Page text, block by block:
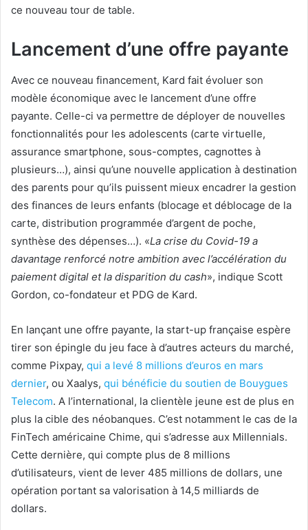
ce nouveau tour de table.
Lancement d’une offre payante
Avec ce nouveau financement, Kard fait évoluer son
modèle économique avec le lancement d’une offre
payante. Celle-ci va permettre de déployer de nouvelles
fonctionnalités pour les adolescents (carte virtuelle,
assurance smartphone, sous-comptes, cagnottes à
plusieurs…), ainsi qu’une nouvelle application à destination
des parents pour qu’ils puissent mieux encadrer la gestion
des finances de leurs enfants (blocage et déblocage de la
carte, distribution programmée d’argent de poche,
synthèse des dépenses…). «La crise du Covid-19 a
davantage renforcé notre ambition avec l’accélération du
paiement digital et la disparition du cash», indique Scott
Gordon, co-fondateur et PDG de Kard.
En lançant une offre payante, la start-up française espère
tirer son épingle du jeu face à d’autres acteurs du marché,
comme Pixpay, qui a levé 8 millions d’euros en mars
dernier, ou Xaalys, qui bénéficie du soutien de Bouygues
Telecom. A l’international, la clientèle jeune est de plus en
plus la cible des néobanques. C’est notamment le cas de la
FinTech américaine Chime, qui s’adresse aux Millennials.
Cette dernière, qui compte plus de 8 millions
d’utilisateurs, vient de lever 485 millions de dollars, une
opération portant sa valorisation à 14,5 milliards de
dollars.